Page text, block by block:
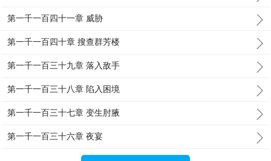
第一千一百四十一章 威胁
第一千一百四十章 搜查群芳楼
第一千一百三十九章 落入敌手
第一千一百三十八章 陷入困境
第一千一百三十七章 变生肘腋
第一千一百三十六章 夜宴